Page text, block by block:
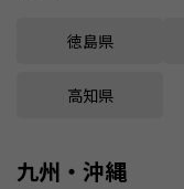
徳島県
高知県
九州・沖縄